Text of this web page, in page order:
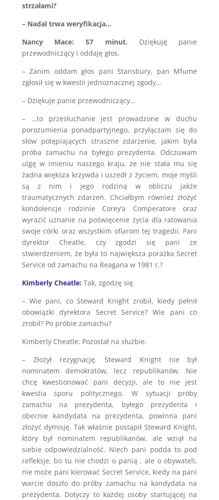
strzałami?
– Nadal trwa weryfikacja…
Nancy Mace: 57 minut. Dziękuję panie
przewodniczący i oddaję głos.
– Zanim oddam głos pani Stansbury, pan Mfume
zgłosił się w kwestii jednoznacznej zgody…
– Dziękuje panie przewodniczący…
– …to przesłuchanie jest prowadzone w duchu
porozumienia ponadpartyjnego, przyłączam się do
słów potępiających straszne zdarzenie, jakim była
próba zamachu na byłego prezydenta. Odczuwam
ulgę w imieniu naszego kraju, że nie stała mu się
żadna większa krzywda i uszedł z życiem, moje myśli
są z nim i jego rodziną w obliczu jakże
traumatycznych zdarzeń. Chciałbym również złożyć
kondolencje rodzinie Corey’a Comperatore oraz
wyrazić uznanie na poświęcenie życia dla ratowania
swoje córki oraz wszystkim ofiarom tej tragedii. Pani
dyrektor Cheatle, czy zgodzi się pani ze
stwierdzeniem, że była to największa porażka Secret
Service od zamachu na Reagana w 1981 r.?
Kimberly Cheatle: Tak, zgodzę się.
– Wie pani, co Steward Knight zrobił, kiedy pełnił
obowiązki dyrektora Secret Service? Wie pani co
zrobił? Po próbie zamachu?
Kimberly Cheatle: Pozostał na służbie.
– Złożył rezygnację. Steward Knight nie był
nominatem demokratów, lecz republikanów. Nie
chcę kwestionować pani decyzji, ale to nie jest
kwestia sporu politycznego. W sytuacji próby
zamachu na prezydenta, byłego prezydenta i
obecnie kandydata na prezydenta, powinna pani
złożyć dymisję. Tak właśnie postąpił Steward Knight,
który był nominatem republikanów, ale wziął na
siebie odpowiedzialność. Niech pani podda to pod
refleksje, bo tu nie chodzi o panią , ale o obywateli,
nie może pani kierować Secret Service, kiedy na pani
warcie doszło do próby zamachu na kandydata na
prezydenta. Dotyczy to każdej osoby startującej na